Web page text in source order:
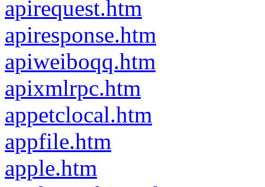
apirequest.htm
apiresponse.htm
apiweiboqq.htm
apixmlrpc.htm
appetclocal.htm
appfile.htm
apple.htm